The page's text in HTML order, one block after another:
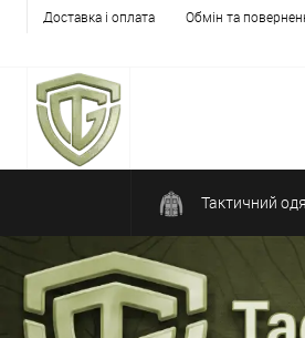
Доставка і оплата Обмін та
Тактичний